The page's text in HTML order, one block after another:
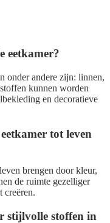
eetkamer?
onder andere zijn: linnen,
kunnen worden
en decoratieve
tot leven
brengen door kleur,
de ruimte gezelliger
creëren.
stijlvolle stoffen in